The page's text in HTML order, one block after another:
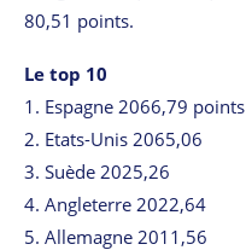
80,51 points.
Le top 10
1. Espagne 2066,79 points
2. Etats-Unis 2065,06
3. Suède 2025,26
4. Angleterre 2022,64
5. Allemagne 2011,56